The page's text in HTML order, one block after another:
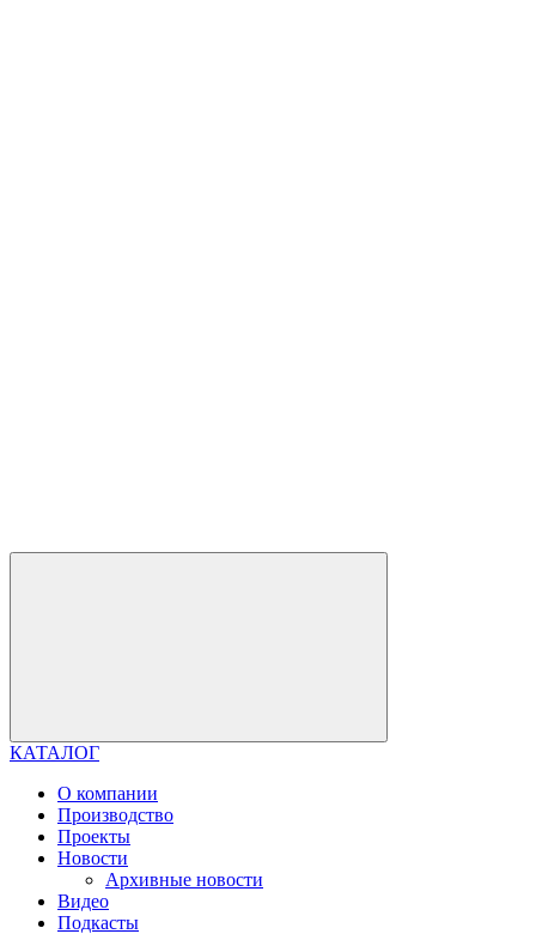
КАТАЛОГ
О компании
Производство
Проекты
Новости
Архивные новости
Видео
Подкасты